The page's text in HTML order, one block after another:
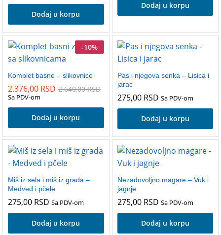
Dodaj u korpu
Dodaj u korpu
-10%
Komplet basne – slikovnice
2.376,00 RSD 2.640,00RSD
Sa PDV-om
Dodaj u korpu
Pas i njegova senka – Lisica i
jarac
275,00 RSD Sa PDV-om
Dodaj u korpu
Miš iz sela i miš iz grada –
Medved i pčele
275,00 RSD Sa PDV-om
Dodaj u korpu
Nezadovoljno magare – Vuk i
jagnje
275,00 RSD Sa PDV-om
Dodaj u korpu